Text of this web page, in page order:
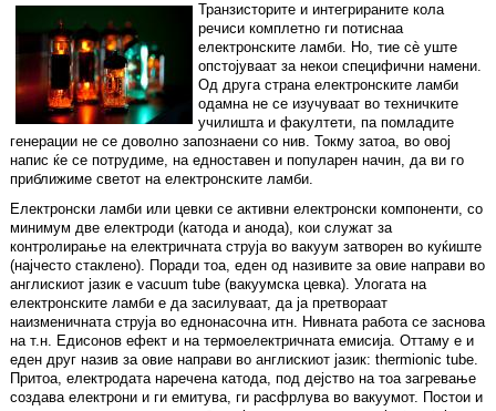
Транзисторите и интегрираните кола
речиси комплетно ги потиснаа
електронските ламби. Но, тие сè уште
опстојуваат за некои специфични намени.
Од друга страна електронските ламби
одамна не се изучуваат во техничките
училишта и факултети, па помладите
генерации не се доволно запознаени со нив. Токму затоа, во овој
напис ќе се потрудиме, на едноставен и популарен начин, да ви го
приближиме светот на електронските ламби.
Електронски ламби или цевки се активни електронски компоненти, со
минимум две електроди (катода и анода), кои служат за
контролирање на електричната струја во вакуум затворен во куќиште
(најчесто стаклено). Поради тоа, еден од називите за овие направи во
англискиот јазик е vacuum tube (вакуумска цевка). Улогата на
електронските ламби е да засилуваат, да ја претвораат
наизменичната струја во еднонасочна итн. Нивната работа се заснова
на т.н. Едисонов ефект и на термоелектричната емисија. Оттаму е и
еден друг назив за овие направи во англискиот јазик: thermionic tube.
Притоа, електродата наречена катода, под дејство на тоа загревање
создава електрони и ги емитува, ги расфрлува во вакуумот. Постои и